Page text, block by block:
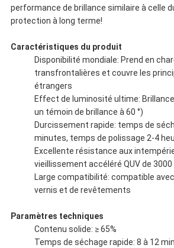
performance de brillance similaire à celle
protection à long terme!
Caractéristiques du produit
Disponibilité mondiale: Prend en
transfrontalières et couvre les
étrangers
Effect de luminosité ultime:
un témoin de brillance à 60 °)
Durcissement rapide: temps de
minutes, temps de polissage 2-4
Excellente résistance aux
vieillissement accéléré QUV de 3000
Large compatibilité: compatible
vernis et de revêtements
Paramètres techniques
Contenu solide: ≥ 65%
Temps de séchage rapide: 8 à 12